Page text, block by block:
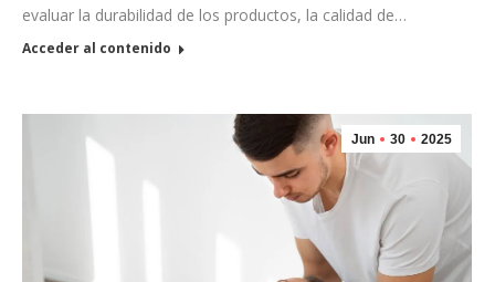
evaluar la durabilidad de los productos, la calidad de…
Acceder al contenido
Jun 30 2025